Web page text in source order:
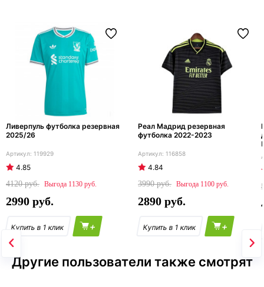
Ливерпуль футболка резервная
2025/26
119929
4.85
4120
1130
2990
+
Реал Мадрид резервная
футболка 2022-2023
116858
4.84
3990
1100
2890
+
Другие пользователи также смотрят